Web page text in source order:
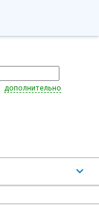
дополнительно